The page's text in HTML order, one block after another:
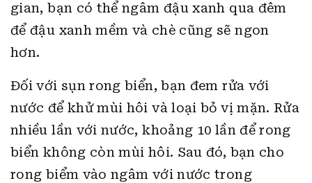
gian, bạn có thể ngâm đậu xanh qua đêm
để đậu xanh mềm và chè cũng sẽ ngon
hơn.
Đối với sụn rong biển, bạn đem rửa với
nước để khử mùi hôi và loại bỏ vị mặn. Rửa
nhiều lần với nước, khoảng 10 lần để rong
biển không còn mùi hôi. Sau đó, bạn cho
rong biểm vào ngâm với nước trong